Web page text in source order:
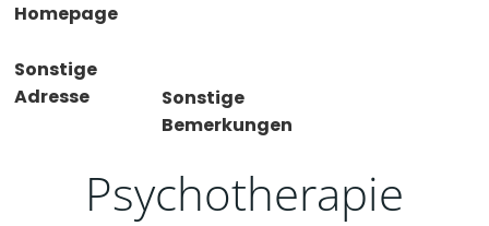
Homepage
Sonstige
Adresse
Sonstige
Bemerkungen
Psychotherapie